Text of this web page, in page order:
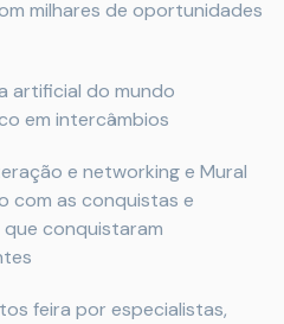
milhares de oportunidades
artificial do mundo
em intercâmbios
e networking e Mural
com as conquistas e
conquistaram
feira por especialistas,